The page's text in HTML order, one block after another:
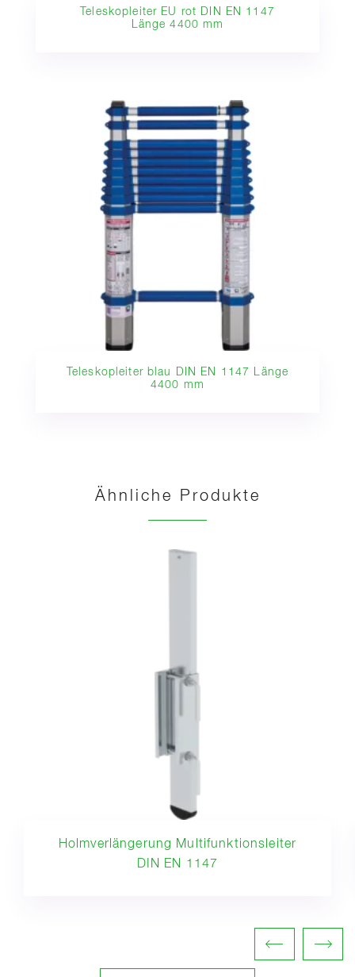
Teleskopleiter EU rot DIN EN 1147
Länge 4400 mm
Teleskopleiter blau DIN EN 1147 Länge
4400 mm
Ähnliche Produkte
Holmverlängerung Multifunktionsleiter
DIN EN 1147